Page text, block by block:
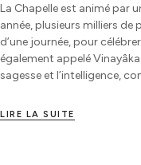
La Chapelle est animé par
année, plusieurs milliers de
d’une journée, pour
également appelé
sagesse et l’intelligence,
LIRE LA SUITE